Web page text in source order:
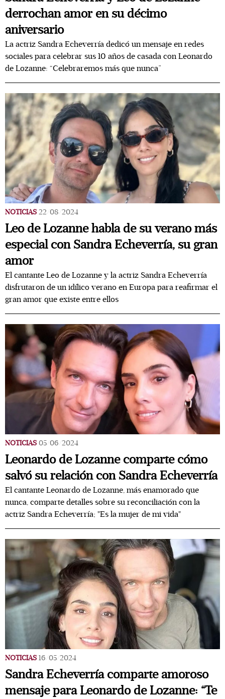
derrochan amor en su décimo
aniversario
La actriz Sandra Echeverría dedicó un mensaje en redes
sociales para celebrar sus 10 años de casada con Leonardo
de Lozanne: “Celebraremos más que nunca”
NOTICIAS 22/08/2024
Leo de Lozanne habla de su verano más
especial con Sandra Echeverría, su gran
amor
El cantante Leo de Lozanne y la actriz Sandra Echeverría
disfrutaron de un idílico verano en Europa para reafirmar el
gran amor que existe entre ellos
NOTICIAS 05/06/2024
Leonardo de Lozanne comparte cómo
salvó su relación con Sandra Echeverría
El cantante Leonardo de Lozanne, más enamorado que
nunca, comparte detalles sobre su reconciliación con la
actriz Sandra Echeverría; "Es la mujer de mi vida"
NOTICIAS 16/05/2024
Sandra Echeverría comparte amoroso
mensaje para Leonardo de Lozanne: “Te